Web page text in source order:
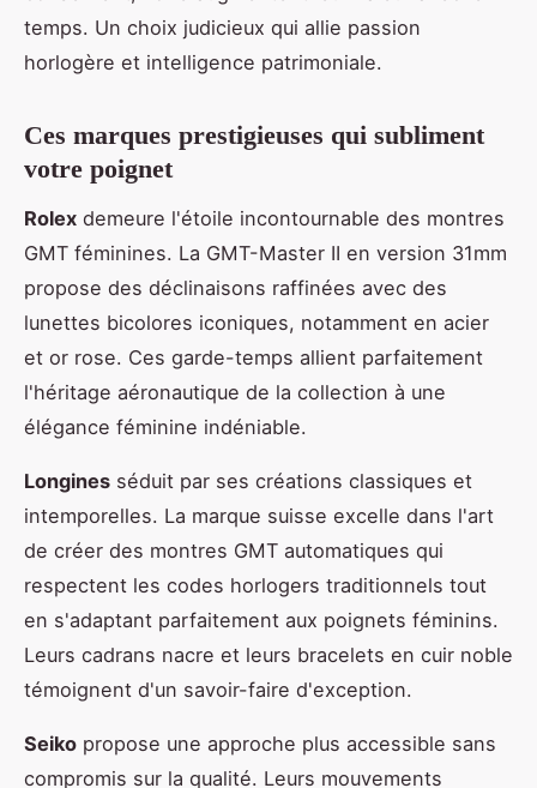
temps. Un choix judicieux qui allie passion
horlogère et intelligence patrimoniale.
Ces marques prestigieuses qui subliment
votre poignet
Rolex demeure l'étoile incontournable des montres
GMT féminines. La GMT-Master II en version 31mm
propose des déclinaisons raffinées avec des
lunettes bicolores iconiques, notamment en acier
et or rose. Ces garde-temps allient parfaitement
l'héritage aéronautique de la collection à une
élégance féminine indéniable.
Longines séduit par ses créations classiques et
intemporelles. La marque suisse excelle dans l'art
de créer des montres GMT automatiques qui
respectent les codes horlogers traditionnels tout
en s'adaptant parfaitement aux poignets féminins.
Leurs cadrans nacre et leurs bracelets en cuir noble
témoignent d'un savoir-faire d'exception.
Seiko propose une approche plus accessible sans
compromis sur la qualité. Leurs mouvements